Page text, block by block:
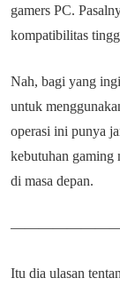
gamers PC.
kompatibilitas
Nah, bagi yang
untuk
operasi ini punya
kebutuhan gaming
di masa depan.
Itu dia ulasan